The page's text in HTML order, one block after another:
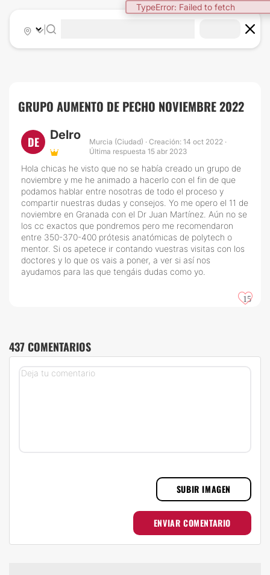
|
GRUPO AUMENTO DE PECHO NOVIEMBRE 2022
DE Delro
Murcia (Ciudad) · Creación: 14 oct 2022 ·
Última respuesta 15 abr 2023
Hola chicas he visto que no se había creado un grupo de
noviembre y me he animado a hacerlo con el fin de que
podamos hablar entre nosotras de todo el proceso y
compartir nuestras dudas y consejos. Yo me opero el 11 de
noviembre en Granada con el Dr Juan Martínez. Aún no se
los cc exactos que pondremos pero me recomendaron
entre 350-370-400 prótesis anatómicas de polytech o
mentor. Si os apetece ir contando vuestras visitas con los
doctores y lo que os vais a poner, a ver si así nos
ayudamos para las que tengáis dudas como yo.
15
437 COMENTARIOS
SUBIR IMAGEN
ENVIAR COMENTARIO